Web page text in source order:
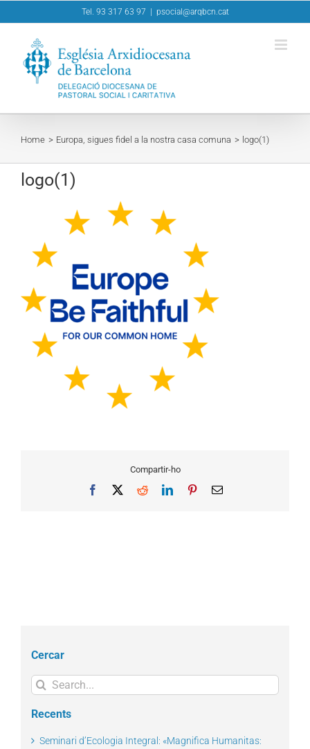
to
Tel. 93 317 63 97 psocial@arqbcn.cat
Home Europa, sigues fidel a la nostra casa comuna logo(1)
logo(1)
Compartir-ho
Facebook RedditLinkedInPinterestEmail
Cercar
Search
for:
Recents
Seminari d’Ecologia Integral: «Magnifica Humanitas: